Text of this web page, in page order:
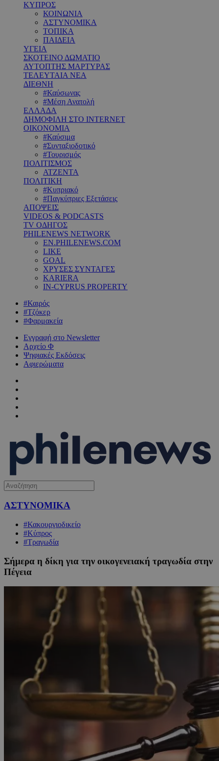
ΚΥΠΡΟΣ
ΚΟΙΝΩΝΙΑ
ΑΣΤΥΝΟΜΙΚΑ
ΤΟΠΙΚΑ
ΠΑΙΔΕΙΑ
ΥΓΕΙΑ
ΣΚΟΤΕΙΝΟ ΔΩΜΑΤΙΟ
ΑΥΤΟΠΤΗΣ ΜΑΡΤΥΡΑΣ
ΤΕΛΕΥΤΑΙΑ ΝΕΑ
ΔΙΕΘΝΗ
#Καύσωνας
#Μέση Ανατολή
ΕΛΛΑΔΑ
ΔΗΜΟΦΙΛΗ ΣΤΟ INTERNET
ΟΙΚΟΝΟΜΙΑ
#Καύσιμα
#Συνταξιοδοτικό
#Τουρισμός
ΠΟΛΙΤΙΣΜΟΣ
ΑΤΖΕΝΤΑ
ΠΟΛΙΤΙΚΗ
#Κυπριακό
#Παγκύπριες Εξετάσεις
ΑΠΟΨΕΙΣ
VIDEOS & PODCASTS
TV ΟΔΗΓΟΣ
PHILENEWS NETWORK
EN.PHILENEWS.COM
LIKE
GOAL
ΧΡΥΣΕΣ ΣΥΝΤΑΓΕΣ
KARIERA
IN-CYPRUS PROPERTY
#Καιρός
#Τζόκερ
#Φαρμακεία
Εγγραφή στο Newsletter
Αρχείο Φ
Ψηφιακές Εκδόσεις
Αφιερώματα
ΑΣΤΥΝΟΜΙΚΑ
#Κακουργιοδικείο
#Κύπρος
#Τραγωδία
Σήμερα η δίκη για την οικογενειακή τραγωδία στην
Πέγεια